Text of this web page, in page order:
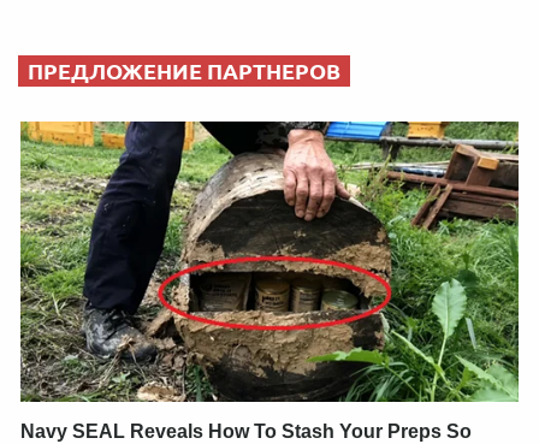
ПРЕДЛОЖЕНИЕ ПАРТНЕРОВ
Navy SEAL Reveals How To Stash Your Preps So